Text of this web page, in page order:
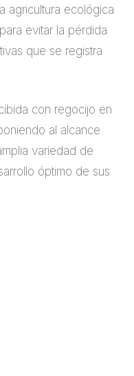
agricultura ecológica
evitar la pérdida
que se registra
con regocijo en
al alcance
variedad de
óptimo de sus